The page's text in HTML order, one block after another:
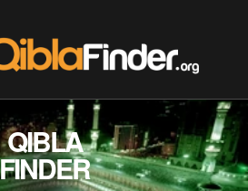
QIBLA
FINDER